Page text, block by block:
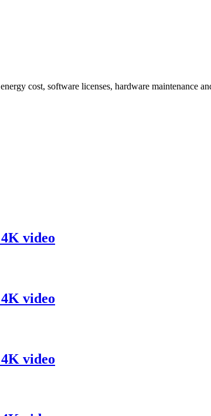
cost, software licenses, hardware maintenance
video
video
video